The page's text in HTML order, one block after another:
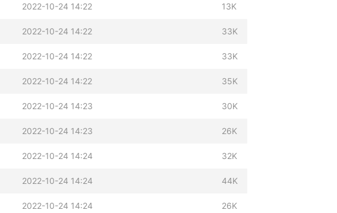
2022-10-24 14:22 13K
2022-10-24 14:22 33K
2022-10-24 14:22 33K
2022-10-24 14:22 35K
2022-10-24 14:23 30K
2022-10-24 14:23 26K
2022-10-24 14:24 32K
2022-10-24 14:24 44K
2022-10-24 14:24 26K